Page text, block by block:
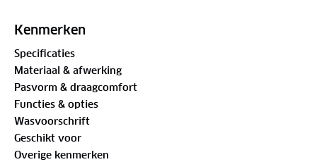
Kenmerken
Specificaties
Materiaal & afwerking
Pasvorm & draagcomfort
Functies & opties
Wasvoorschrift
Geschikt voor
Overige kenmerken